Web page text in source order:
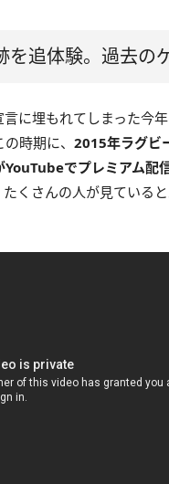
を追体験。過去の
に埋もれてしまった今
時期に、 2015年ラグビ
でプレミアム配信
くさんの人が見ている